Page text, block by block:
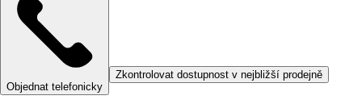
Objednat telefonicky
Zkontrolovat dostupnost v nejbližší prodejně